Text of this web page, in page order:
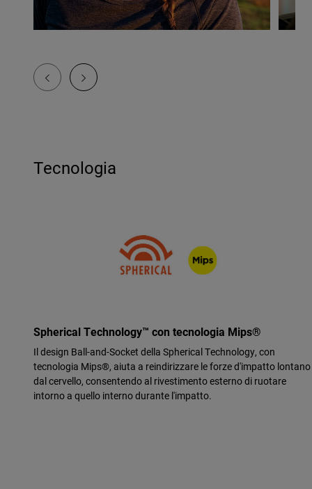
Tecnologia
Spherical Technology™ con tecnologia Mips®
Il design Ball-and-Socket della Spherical Technology, con
tecnologia Mips®, aiuta a reindirizzare le forze d'impatto lontano
dal cervello, consentendo al rivestimento esterno di ruotare
intorno a quello interno durante l'impatto.